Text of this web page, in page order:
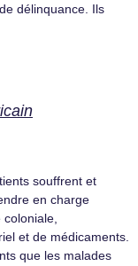
délinquance. Ils
souffrent et
en charge
coloniale,
et de médicaments.
que les malades